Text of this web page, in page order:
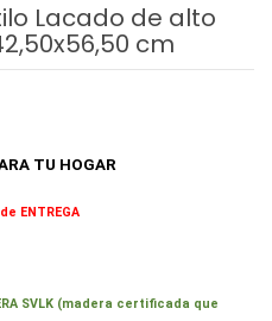
Lacado de alto
cm
TU HOGAR
ENTREGA
SVLK (madera certificada que